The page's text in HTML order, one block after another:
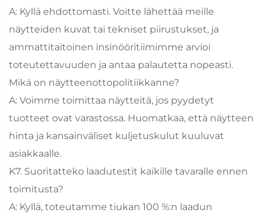
A: Kyllä ehdottomasti. Voitte lähettää meille
näytteiden kuvat tai tekniset piirustukset, ja
ammattitaitoinen insinööritiimimme arvioi
toteutettavuuden ja antaa palautetta nopeasti.
Mikä on näytteenottopolitiikkanne?
A: Voimme toimittaa näytteitä, jos pyydetyt
tuotteet ovat varastossa. Huomatkaa, että näytteen
hinta ja kansainväliset kuljetuskulut kuuluvat
asiakkaalle.
K7. Suoritatteko laadutestit kaikille tavaralle ennen
toimitusta?
A: Kyllä, toteutamme tiukan 100 %:n laadun